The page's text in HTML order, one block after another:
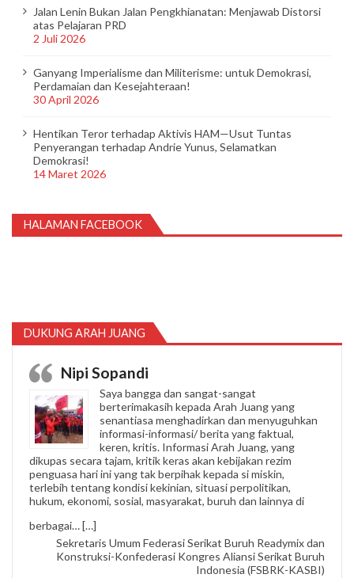
Jalan Lenin Bukan Jalan Pengkhianatan: Menjawab Distorsi
atas Pelajaran PRD
2 Juli 2026
Ganyang Imperialisme dan Militerisme: untuk Demokrasi,
Perdamaian dan Kesejahteraan!
30 April 2026
Hentikan Teror terhadap Aktivis HAM—Usut Tuntas
Penyerangan terhadap Andrie Yunus, Selamatkan
Demokrasi!
14 Maret 2026
HALAMAN FACEBOOK
DUKUNG ARAH JUANG
Nipi Sopandi
Saya bangga dan sangat-sangat
berterimakasih kepada Arah Juang yang
senantiasa menghadirkan dan menyuguhkan
informasi-informasi/ berita yang faktual,
keren, kritis. Informasi Arah Juang, yang
dikupas secara tajam, kritik keras akan kebijakan rezim
penguasa hari ini yang tak berpihak kepada si miskin,
terlebih tentang kondisi kekinian, situasi perpolitikan,
hukum, ekonomi, sosial, masyarakat, buruh dan lainnya di
berbagai…[…]
Sekretaris Umum Federasi Serikat Buruh Readymix dan
Konstruksi-Konfederasi Kongres Aliansi Serikat Buruh
Indonesia (FSBRK-KASBI)